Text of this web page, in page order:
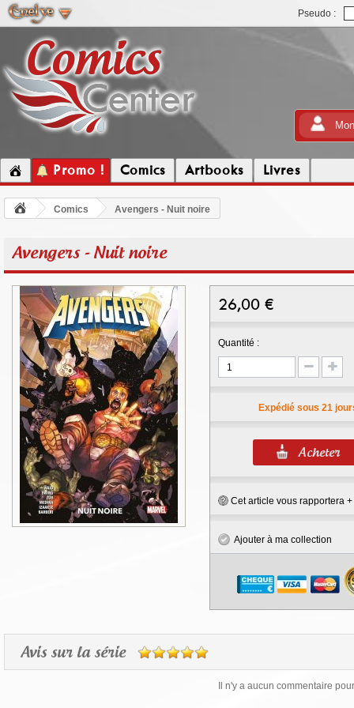
Pseudo :
Promo ! Comics Artbooks Livres
Comics Avengers - Nuit noire
Avengers - Nuit noire
26,00 €
Quantité :
Expédié sous 21
Cet article vous rapportera +
Ajouter à ma collection
Avis sur la série
Il n'y a aucun commentaire